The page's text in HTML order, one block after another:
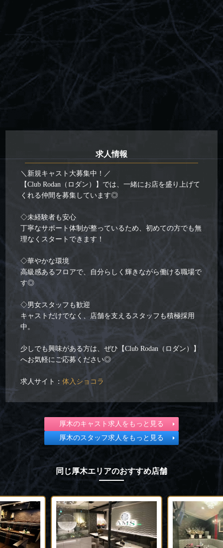
求人情報
＼新規キャスト大募集中！／
【Club Rodan（ロダン）】では、一緒にお店を盛り上げて
くれる仲間を募集しています◎
◇未経験者も安心
丁寧なサポート体制が整っているため、初めての方でも無
理なくスタートできます！
◇華やかな環境
高級感あるフロアで、自分らしく輝きながら働ける職場で
す◎
◇男女スタッフも歓迎
キャストだけでなく、店舗を支えるスタッフも積極採用
中。
少しでも興味がある方は、ぜひ【Club Rodan（ロダン）】
へお気軽にご応募ください◎
求人サイト：体入ショコラ
厚木のキャスト求人をもっと見る
厚木のスタッフ求人をもっと見る
同じ厚木エリアのおすすめ店舗